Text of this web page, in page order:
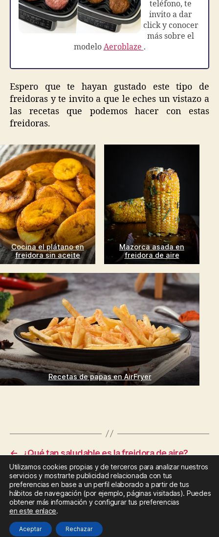
teléfono, te
invito a dar
click y conocer
más sobre el
modelo Aeroblaze .
Espero que te hayan gustado este tipo de
freidoras y te invito a que le eches un vistazo a
las recetas que podemos hacer con estas
freidoras.
Cocina el plátano en
freidora sin aceite
Mazorca asada en
freidora de aire
Recetas de papas en AirFryer
← ¿Qué tan saludable es la freidora de aire?
→ 3 técnicas de cocina para recetas de pescado
en freidora de aire
Deja una respuesta
Utilizamos cookies propias y de terceros para analizar nuestros
servicios y mostrarte publicidad relacionada con tus
preferencias en base a un perfil elaborado a partir de tus
hábitos de navegación (por ejemplo, páginas visitadas). Puedes
obtener más información y configurar tus preferencias
en este enlace.
Aceptar Rechazar